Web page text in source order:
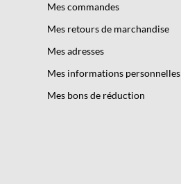
Mes commandes
Mes retours de marchandise
Mes adresses
Mes informations personnelles
Mes bons de réduction